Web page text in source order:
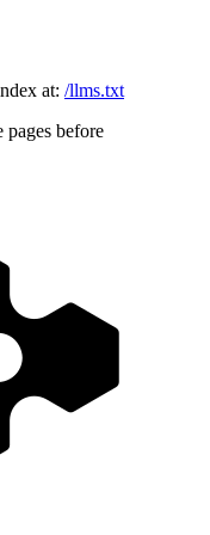
at: /llms.txt
before